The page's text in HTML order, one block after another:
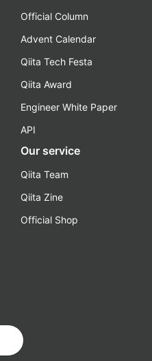
Official Column
Advent Calendar
Qiita Tech Festa
Qiita Award
Engineer White Paper
API
Our service
Qiita Team
Qiita Zine
Official Shop